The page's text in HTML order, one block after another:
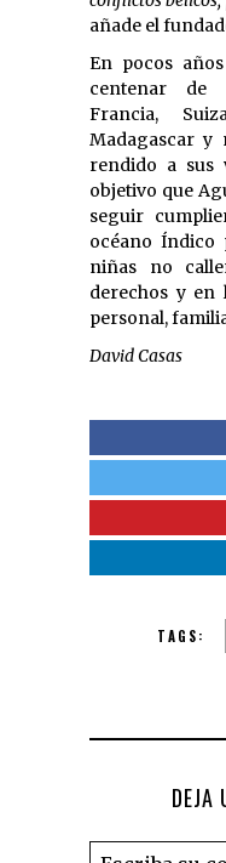
añade el
En pocos
centenar de
Francia,
Madagascar y
rendido a sus
objetivo que
seguir
océano Índico
niñas no
derechos y en
personal,
David Casas
TAGS:
DEJA